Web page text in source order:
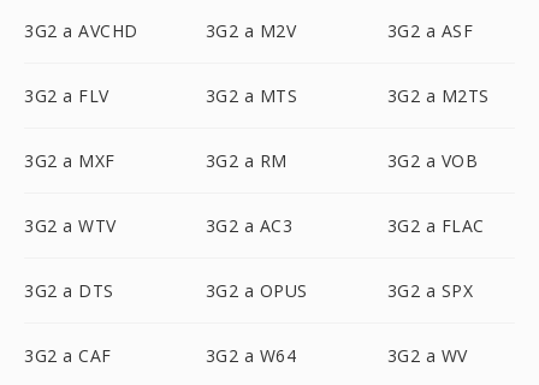
3G2 a AVCHD 3G2 a M2V 3G2 a ASF
3G2 a FLV 3G2 a MTS 3G2 a M2TS
3G2 a MXF 3G2 a RM 3G2 a VOB
3G2 a WTV 3G2 a AC3 3G2 a FLAC
3G2 a DTS 3G2 a OPUS 3G2 a SPX
3G2 a CAF 3G2 a W64 3G2 a WV